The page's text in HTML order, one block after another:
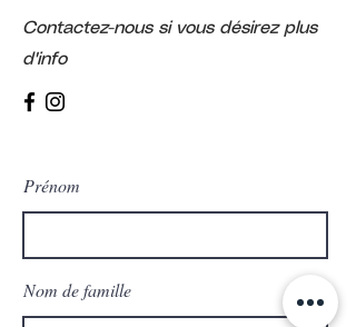
Contactez-nous si vous désirez plus
d'info
Prénom
Nom de famille